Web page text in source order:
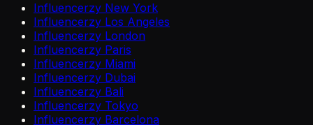
Influencerzy New York
Influencerzy Los Angeles
Influencerzy London
Influencerzy Paris
Influencerzy Miami
Influencerzy Dubai
Influencerzy Bali
Influencerzy Tokyo
Influencerzy Barcelona